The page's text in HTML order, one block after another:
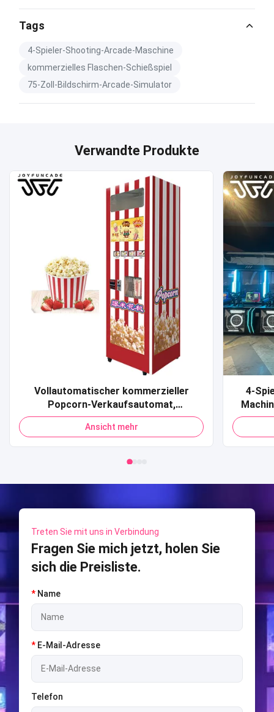
Tags
4-Spieler-Shooting-Arcade-Maschine
kommerzielles Flaschen-Schießspiel
75-Zoll-Bildschirm-Arcade-Simulator
Verwandte Produkte
Vollautomatischer kommerzieller
Popcorn-Verkaufsautomat,
Kreditkarte, QR-Code, Zahlung,
Popcorn-Verkaufsautomat für
Einkaufszentrum
Ansicht mehr
4-
Sport
Treten Sie mit uns in Verbindung
Fragen Sie mich jetzt, holen Sie
sich die Preisliste.
* Name
* E-Mail-Adresse
Telefon